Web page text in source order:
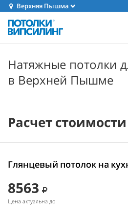
Верхняя Пышма
Натяжные потолки
в Верхней Пышме
Расчет стоимости
Глянцевый потолок на
8563
Цена актуальна до